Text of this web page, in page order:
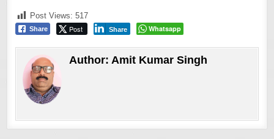
Post Views: 517
Share Post Share Whatsapp
Author:Amit Kumar Singh